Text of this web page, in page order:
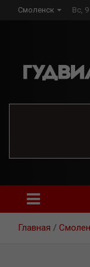
Смоленск Вс,
Главная